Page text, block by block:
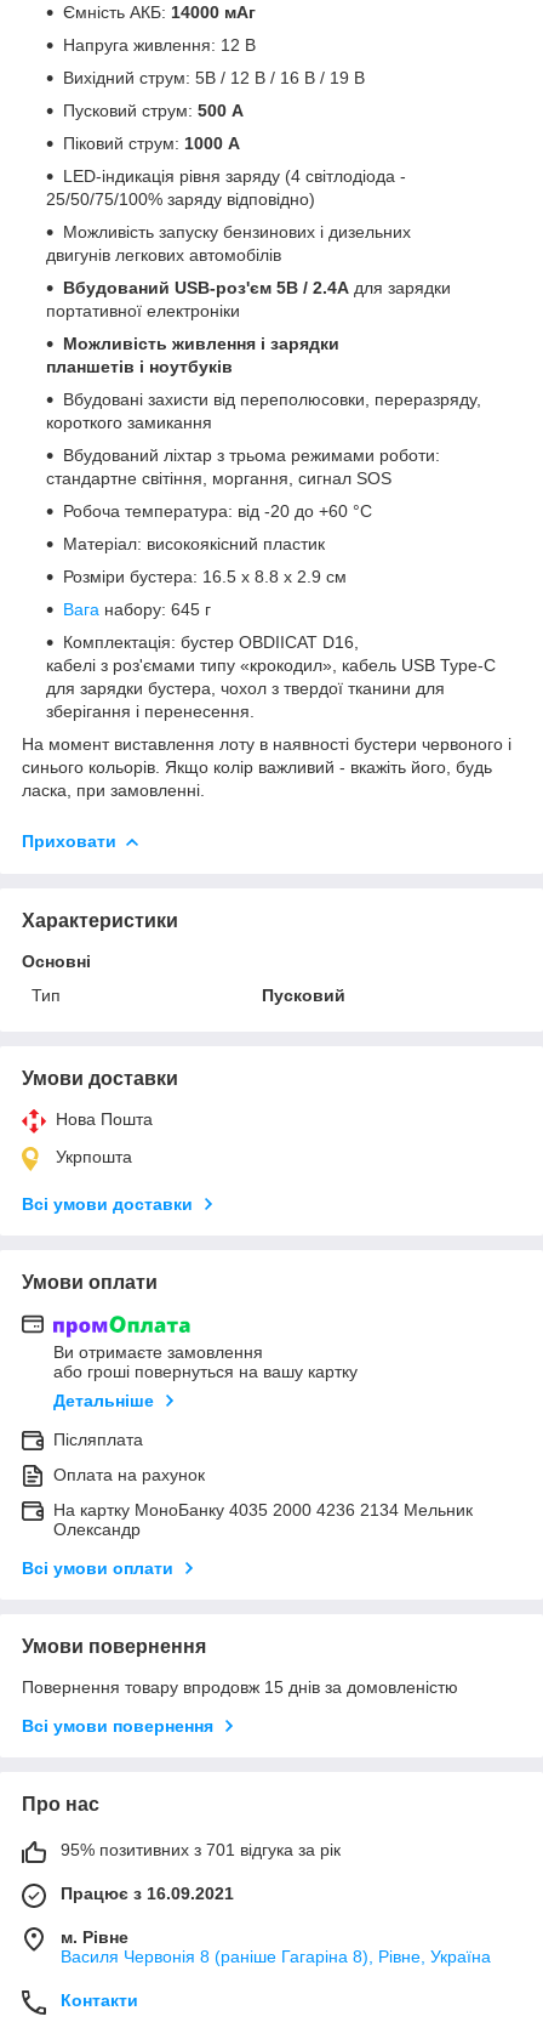
Ємність АКБ: 14000 мАг
Напруга живлення: 12 В
Вихідний струм: 5В / 12 В / 16 В / 19 В
Пусковий струм: 500 А
Піковий струм: 1000 А
LED-індикація рівня заряду (4 світлодіода -
25/50/75/100% заряду відповідно)
Можливість запуску бензинових і дизельних
двигунів легкових автомобілів
Вбудований USB-роз'єм 5В / 2.4А для зарядки
портативної електроніки
Можливість живлення і зарядки
планшетів і ноутбуків
Вбудовані захисти від переполюсовки, переразряду,
короткого замикання
Вбудований ліхтар з трьома режимами роботи:
стандартне світіння, моргання, сигнал SOS
Робоча температура: від -20 до +60 °С
Матеріал: високоякісний пластик
Розміри бустера: 16.5 х 8.8 х 2.9 см
Вага набору: 645 г
Комплектація: бустер OBDIICAT D16,
кабелі з роз'ємами типу «крокодил», кабель USB Type-C
для зарядки бустера, чохол з твердої тканини для
зберігання і перенесення.
На момент виставлення лоту в наявності бустери червоного і
синього кольорів. Якщо колір важливий - вкажіть його, будь
ласка, при замовленні.
Приховати
Характеристики
Основні
Тип
Пусковий
Умови доставки
Нова Пошта
Укрпошта
Всі умови доставки
Умови оплати
Ви отримаєте замовлення
або гроші повернуться на вашу картку
Детальніше
Післяплата
Оплата на рахунок
На картку МоноБанку 4035 2000 4236 2134 Мельник
Олександр
Всі умови оплати
Умови повернення
Повернення товару впродовж 15 днів за домовленістю
Всі умови повернення
Про нас
95% позитивних з 701 відгука за рік
Працює з 16.09.2021
м. Рівне
Василя Червонія 8 (раніше Гагаріна 8), Рівне, Україна
Контакти